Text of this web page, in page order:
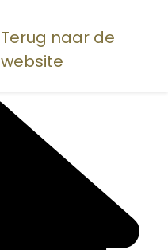
Terug naar de
website